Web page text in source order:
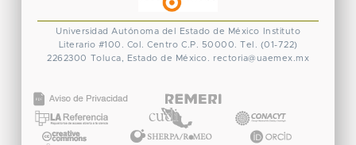
Universidad Autónoma del Estado de México
Instituto
Literario #100. Col. Centro C.P. 50000. Tel. (01-722)
2262300 Toluca, Estado de México. rectoria@uaemex.mx